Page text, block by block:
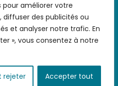
pour améliorer votre
des publicités ou
et analyser notre trafic. En
», vous consentez à notre
rejeter Accepter tout
CGV/CGU-Données
pratiques- FAQ